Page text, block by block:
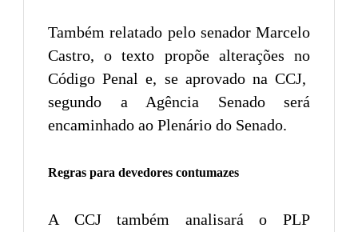
Também relatado pelo senador Marcelo
Castro, o texto propõe alterações no
Código Penal e, se aprovado na CCJ,
segundo a Agência Senado será
encaminhado ao Plenário do Senado.
Regras para devedores contumazes
A CCJ também analisará o PLP